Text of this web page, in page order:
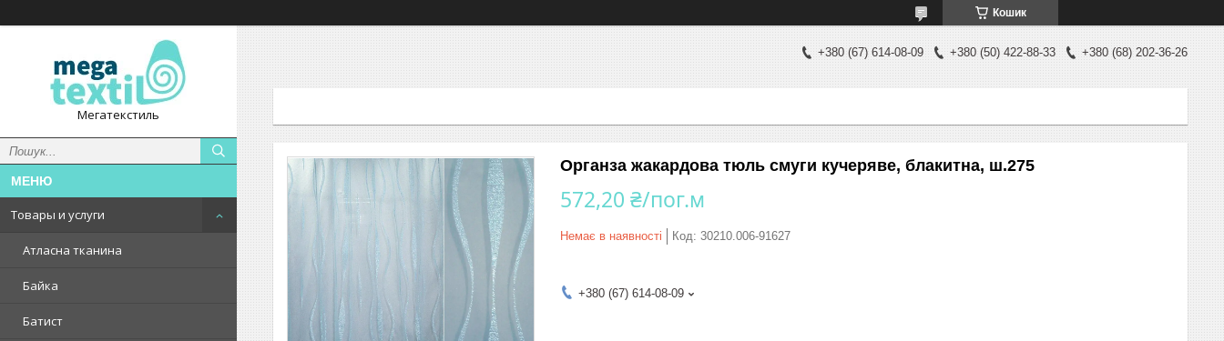
Кошик
Мегатекстиль
Товары и услуги
Атласна тканина
Байка
Батист
+380 (67) 614-08-09 +380 (50) 422-88-33 +380 (68) 202-36-26
Органза жакардова тюль смуги кучеряве, блакитна, ш.275
572,20 ₴/пог.м
Немає в наявності Код: 30210.006-91627
+380 (67) 614-08-09